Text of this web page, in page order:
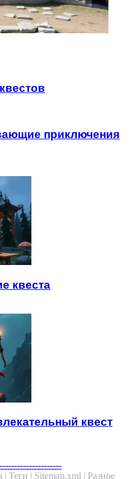
приключения
квеста
квест
| Теги | Sitemap.xml | Разное